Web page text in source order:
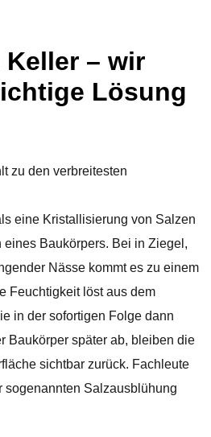
Keller – wir
Lösung
zu den verbreitesten
eine Kristallisierung von Salzen
eines Baukörpers. Bei in Ziegel,
Nässe kommt es zu einem
Feuchtigkeit löst aus dem
in der sofortigen Folge dann
Baukörper später ab, bleiben die
sichtbar zurück. Fachleute
sogenannten Salzausblühung